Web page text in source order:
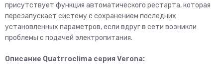
присутствует функция автоматического рестарта, которая
перезапускает систему с сохранением последних
установленных параметров, если вдруг в сети возникли
проблемы с подачей электропитания.
Описание Quatrroclima серия Verona: